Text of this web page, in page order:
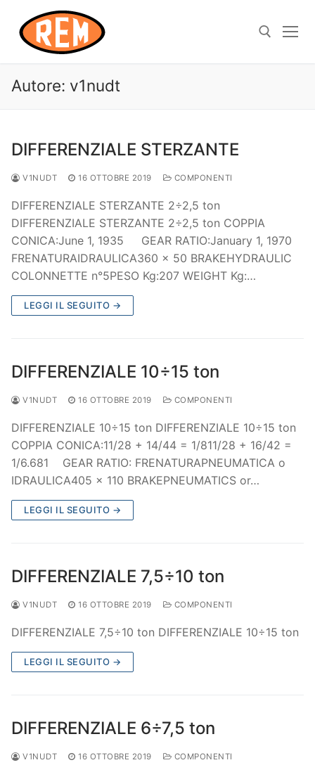
Autore: v1nudt
DIFFERENZIALE STERZANTE
V1NUDT 16 OTTOBRE 2019 COMPONENTI
DIFFERENZIALE STERZANTE 2÷2,5 ton
DIFFERENZIALE STERZANTE 2÷2,5 ton COPPIA
CONICA:June 1, 1935 GEAR RATIO:January 1, 1970
FRENATURAIDRAULICA360 x 50 BRAKEHYDRAULIC
COLONNETTE n°5PESO Kg:207 WEIGHT Kg:…
LEGGI IL SEGUITO →
DIFFERENZIALE 10÷15 ton
V1NUDT 16 OTTOBRE 2019 COMPONENTI
DIFFERENZIALE 10÷15 ton DIFFERENZIALE 10÷15 ton
COPPIA CONICA:11/28 + 14/44 = 1/811/28 + 16/42 =
1/6.681 GEAR RATIO: FRENATURAPNEUMATICA o
IDRAULICA405 x 110 BRAKEPNEUMATICS or…
LEGGI IL SEGUITO →
DIFFERENZIALE 7,5÷10 ton
V1NUDT 16 OTTOBRE 2019 COMPONENTI
DIFFERENZIALE 7,5÷10 ton DIFFERENZIALE 10÷15 ton
LEGGI IL SEGUITO →
DIFFERENZIALE 6÷7,5 ton
V1NUDT 16 OTTOBRE 2019 COMPONENTI